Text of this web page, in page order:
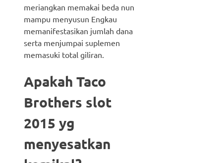
meriangkan memakai beda nun
mampu menyusun Engkau
memanifestasikan jumlah dana
serta menjumpai suplemen
memasuki total giliran.
Apakah Taco
Brothers slot
2015 yg
menyesatkan